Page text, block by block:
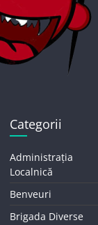
Categorii
Administrația
Localnică
Benveuri
Brigada Diverse